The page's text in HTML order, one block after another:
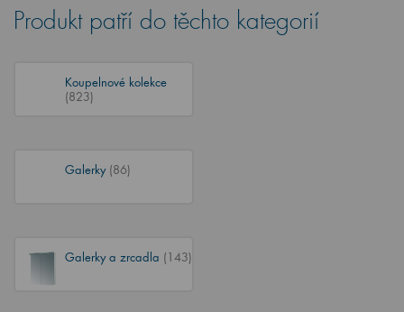
Produkt patří do těchto kategorií
Koupelnové kolekce
(823)
Galerky (86)
Galerky a zrcadla (143)